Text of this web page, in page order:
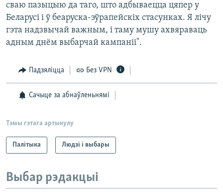
сваю пазыцыю да таго, што адбываецца цяпер у
Беларусі і ў беаруска-эўрапейскіх стасунках. Я лічу
гэта надзвычай важным, і таму мушу ахвяраваць
адным днём выбарчай кампаніі".
Падзяліцца Без VPN
Сачыце за абнаўленьнямі
Тэмы гэтага артыкулу
Палітыка Людзі і выбары
Выбар рэдакцыі